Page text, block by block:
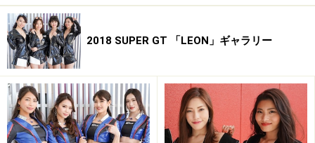
2018 SUPER GT 「LEON」ギャラリー